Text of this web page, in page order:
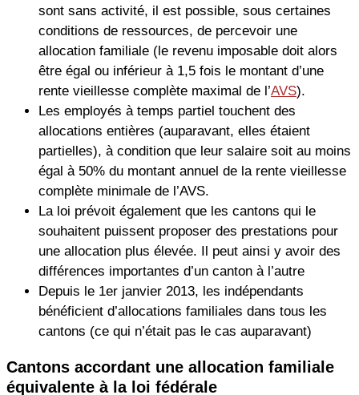
sont sans activité, il est possible, sous certaines
conditions de ressources, de percevoir une
allocation familiale (le revenu imposable doit alors
être égal ou inférieur à 1,5 fois le montant d’une
rente vieillesse complète maximal de l’AVS).
Les employés à temps partiel touchent des
allocations entières (auparavant, elles étaient
partielles), à condition que leur salaire soit au moins
égal à 50% du montant annuel de la rente vieillesse
complète minimale de l’AVS.
La loi prévoit également que les cantons qui le
souhaitent puissent proposer des prestations pour
une allocation plus élevée. Il peut ainsi y avoir des
différences importantes d’un canton à l’autre
Depuis le 1er janvier 2013, les indépendants
bénéficient d’allocations familiales dans tous les
cantons (ce qui n’était pas le cas auparavant)
Cantons accordant une allocation familiale
équivalente à la loi fédérale